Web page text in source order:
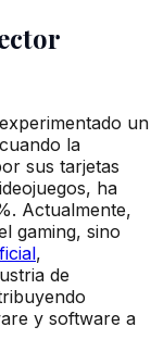
un
la
sus tarjetas
ha
Actualmente,
gaming, sino
,
de
y software a